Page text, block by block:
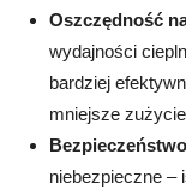
Oszczędność
wydajności
bardziej
mniejsze
Bezpieczeństwo
niebezpieczne –